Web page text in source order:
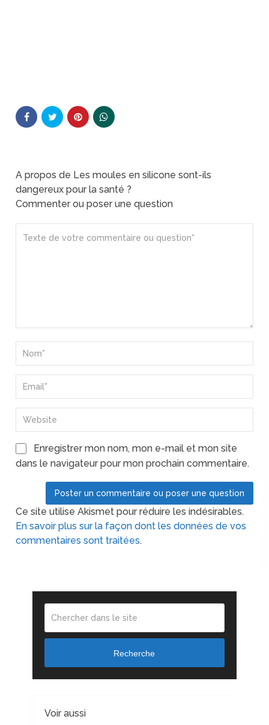
A propos de Les moules en silicone sont-ils
dangereux pour la santé ?
Commenter ou poser une question
Enregistrer mon nom, mon e-mail et mon site
dans le navigateur pour mon prochain commentaire.
Ce site utilise Akismet pour réduire les indésirables.
En savoir plus sur la façon dont les données de vos
commentaires sont traitées.
Recherche
Voir aussi